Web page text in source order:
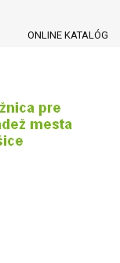
ONLINE KATALÓG